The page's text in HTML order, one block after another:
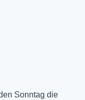
Sonntag die